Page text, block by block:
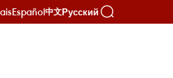
Español中文Русский